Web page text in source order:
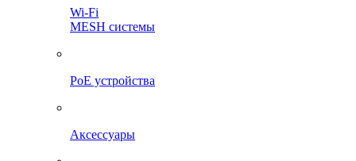
Wi-Fi
MESH системы
PoE устройства
Аксессуары